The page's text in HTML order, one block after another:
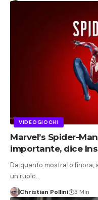
VIDEOGIOCHI
Marvel’s Spider-
importante, dice
Da quanto mostrato finora,
un ruolo…
Christian Pollini 3 Min